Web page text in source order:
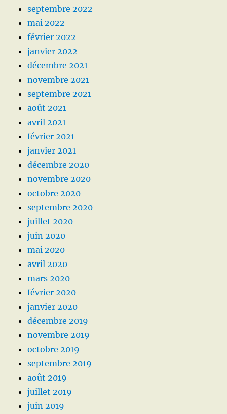
septembre 2022
mai 2022
février 2022
janvier 2022
décembre 2021
novembre 2021
septembre 2021
août 2021
avril 2021
février 2021
janvier 2021
décembre 2020
novembre 2020
octobre 2020
septembre 2020
juillet 2020
juin 2020
mai 2020
avril 2020
mars 2020
février 2020
janvier 2020
décembre 2019
novembre 2019
octobre 2019
septembre 2019
août 2019
juillet 2019
juin 2019